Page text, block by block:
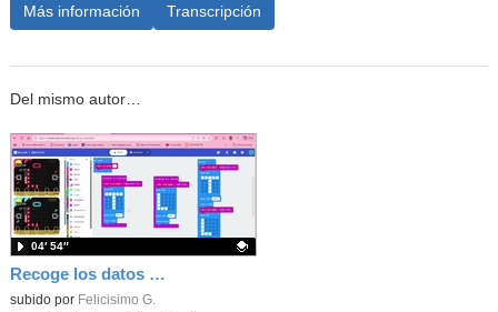
Más información Transcripción
Del mismo autor…
Recoge los datos en una gráfica programando tu placa microbit con MakeCode y conoce la Tª y nivel de luz en este eclipse
Contenido educativo.
subido por Felicisimo G.
04′ 54″